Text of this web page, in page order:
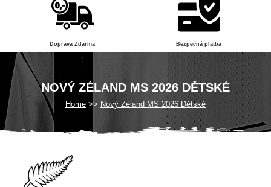
Doprava Zdarma Bezpečná platba
NOVÝ ZÉLAND MS 2026 DĚTSKÉ
Home Nový Zéland MS 2026 Dětské